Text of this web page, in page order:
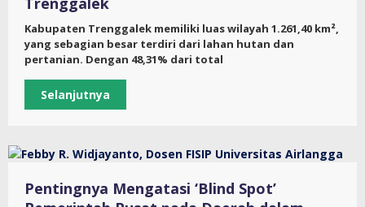
Kabupaten Trenggalek memiliki luas wilayah 1.261,40 km²,
yang sebagian besar terdiri dari lahan hutan dan
pertanian. Dengan 48,31% dari total
Selanjutnya
Pentingnya Mengatasi ‘Blind Spot’